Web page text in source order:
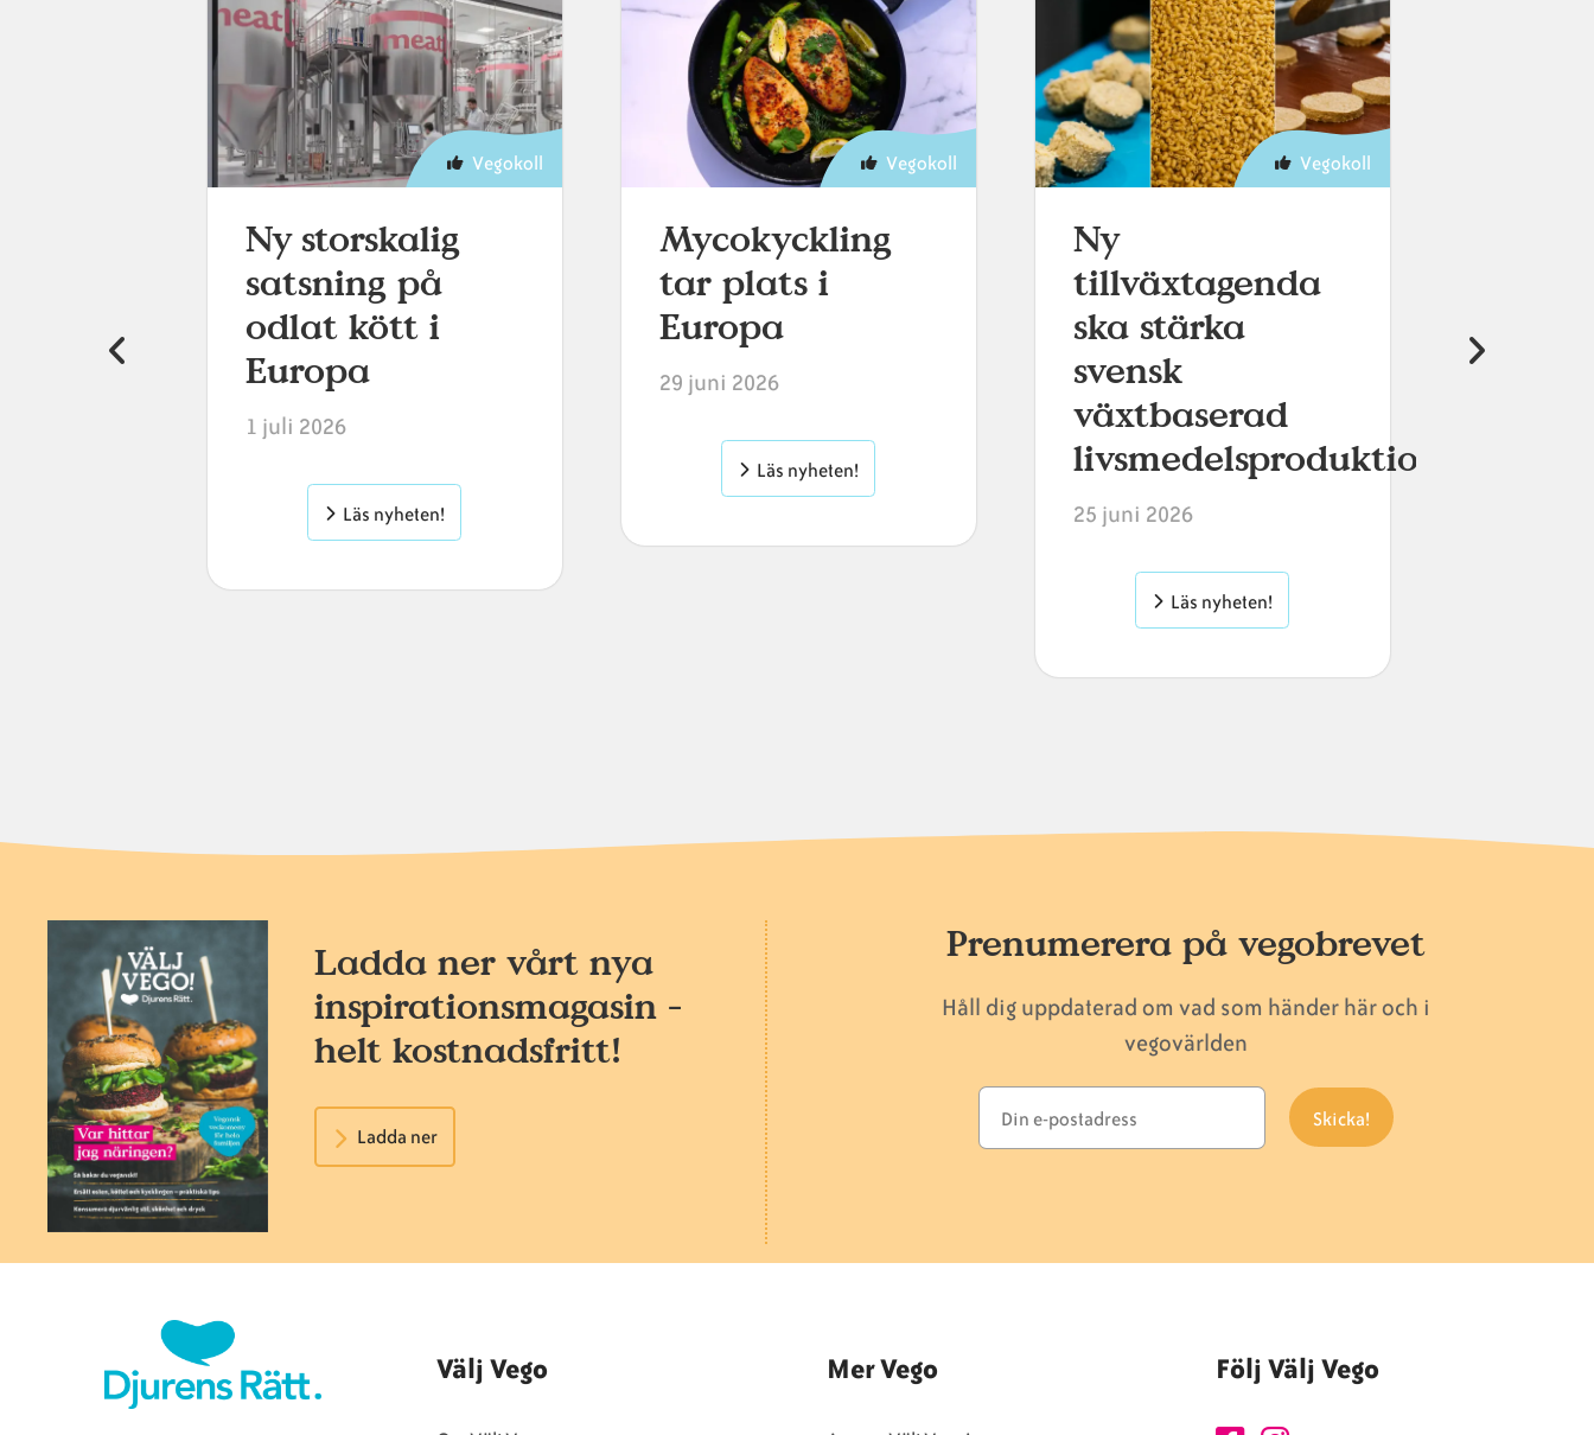
Vegokoll
Ny storskalig
satsning på
odlat kött i
Europa
1 juli 2026
Läs nyheten!
Vegokoll
Mycokyckling
tar plats i
Europa
29 juni 2026
Läs nyheten!
Vegokoll
Ny
tillväxtagenda
ska stärka
svensk
växtbaserad
livsmedelsproduktion
25 juni 2026
Läs nyheten!
Ladda ner vårt nya
inspirationsmagasin -
helt kostnadsfritt!
Ladda ner
Prenumerera på vegobrevet
Håll dig uppdaterad om vad som händer här och i
vegovärlden
Välj Vego Mer Vego Följ Välj Vego